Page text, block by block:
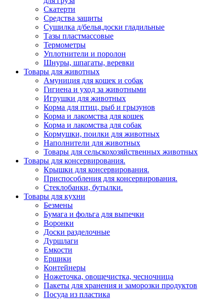
Скатерти
Средства защиты
Сушилка д/белья,доски гладильные
Тазы пластмассовые
Термометры
Уплотнители и поролон
Шнуры, шпагаты, веревки
Товары для животных
Амуниция для кошек и собак
Гигиена и уход за животными
Игрушки для животных
Корма для птиц, рыб и грызунов
Корма и лакомства для кошек
Корма и лакомства для собак
Кормушки, поилки для животных
Наполнители для животных
Товары для сельскохозяйственных животных
Товары для консервирования.
Крышки для консервирования.
Приспособления для консервирования.
Стеклобанки, бутылки.
Товары для кухни
Безмены
Бумага и фольга для выпечки
Воронки
Доски разделочные
Дуршлаги
Емкости
Ершики
Контейнеры
Ножеточка, овощечистка, чесночница
Пакеты для хранения и заморозки продуктов
Посуда из пластика